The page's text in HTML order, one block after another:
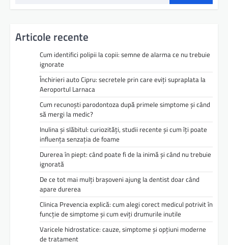
Articole recente
Cum identifici polipii la copii: semne de alarma ce nu trebuie
ignorate
Închirieri auto Cipru: secretele prin care eviți supraplata la
Aeroportul Larnaca
Cum recunoști parodontoza după primele simptome și când
să mergi la medic?
Inulina și slăbitul: curiozități, studii recente și cum îți poate
influența senzația de foame
Durerea în piept: când poate fi de la inimă și când nu trebuie
ignorată
De ce tot mai mulți brașoveni ajung la dentist doar când
apare durerea
Clinica Prevencia explică: cum alegi corect medicul potrivit în
funcție de simptome și cum eviți drumurile inutile
Varicele hidrostatice: cauze, simptome și opțiuni moderne
de tratament